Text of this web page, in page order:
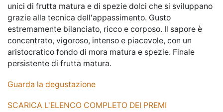
unici di frutta matura e di spezie dolci che si sviluppano
grazie alla tecnica dell'appassimento. Gusto
estremamente bilanciato, ricco e corposo. Il sapore è
concentrato, vigoroso, intenso e piacevole, con un
aristocratico fondo di mora matura e spezie. Finale
persistente di frutta matura.
Guarda la degustazione
SCARICA L'ELENCO COMPLETO DEI PREMI